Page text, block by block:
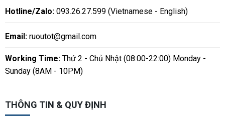
Hotline/Zalo:093.26.27.599 (Vietnamese - English)
Email: ruoutot@gmail.com
Working Time:Thứ 2 - Chủ Nhật (08:00-22:00) Monday -
Sunday (8AM - 10PM)
THÔNG TIN & QUY ĐỊNH